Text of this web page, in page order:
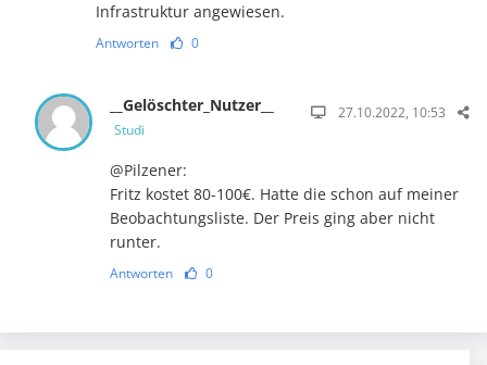
Infrastruktur angewiesen.
Antworten 0
__Gelöschter_Nutzer__
Studi
27.10.2022, 10:53
@Pilzener:
Fritz kostet 80-100€. Hatte die schon auf meiner
Beobachtungsliste. Der Preis ging aber nicht
runter.
Antworten 0